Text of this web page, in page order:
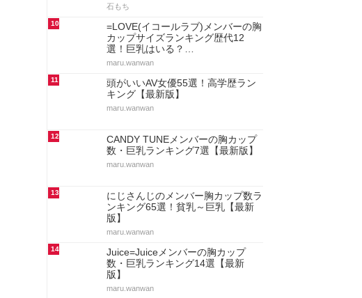
石もち
10
=LOVE(イコールラブ)メンバーの胸
カップサイズランキング歴代12
選！巨乳はいる？…
maru.wanwan
11
頭がいいAV女優55選！高学歴ラン
キング【最新版】
maru.wanwan
12
CANDY TUNEメンバーの胸カップ
数・巨乳ランキング7選【最新版】
maru.wanwan
13
にじさんじのメンバー胸カップ数ラ
ンキング65選！貧乳～巨乳【最新
版】
maru.wanwan
14
Juice=Juiceメンバーの胸カップ
数・巨乳ランキング14選【最新
版】
maru.wanwan